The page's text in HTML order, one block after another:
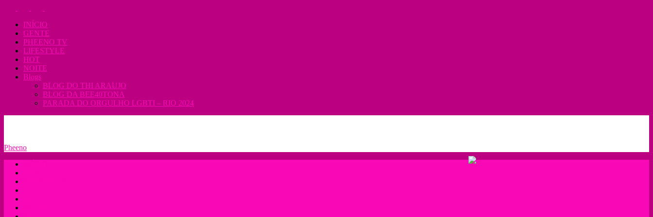
INÍCIO
GENTE
PHEENO TV
LIFESTYLE
HOT
NOITE
Blogs
BLOG DO THI ARAUJO
BLOG DA BEE40TONA
PARADA DO ORGULHO LGBTI – RIO 2024
Pheeno